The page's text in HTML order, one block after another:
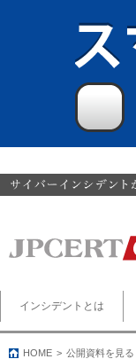
インシデントとは
HOME 公開資料を見る